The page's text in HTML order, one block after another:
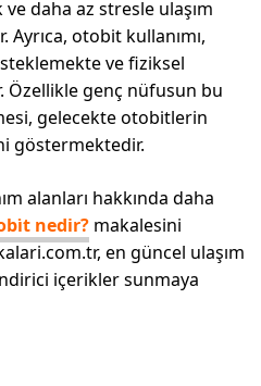
daha az stresle ulaşım
Ayrıca, otobi̇t kullanımı,
ve fiziksel
genç nüfusun bu
gelecekte otobi̇tlerin
göstermektedir.
alanları hakkında daha
nedir? makalesini
en güncel ulaşım
içerikler sunmaya